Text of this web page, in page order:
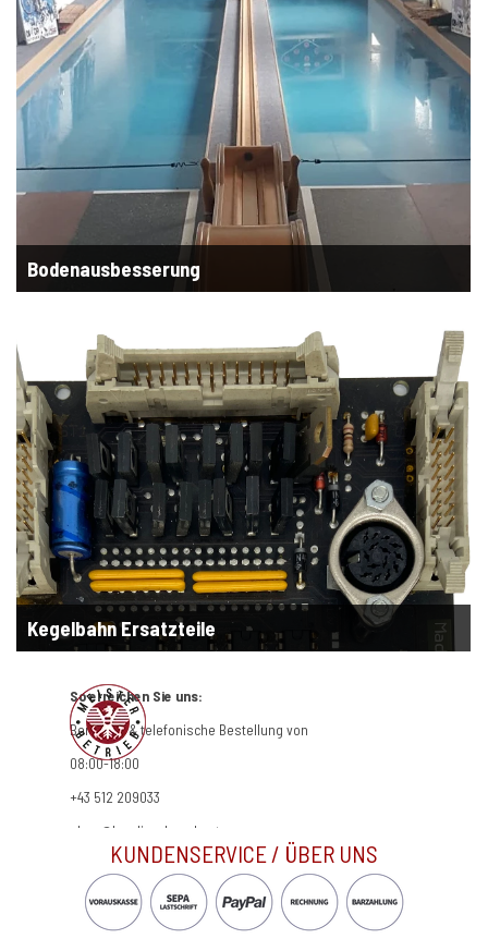
Bodenausbesserung
Kegelbahn Ersatzteile
So erreichen Sie uns:
Beratung & telefonische Bestellung von
08:00-18:00
+43 512 209033
shop@bowling-kegeln.at
KONTAKT|IMPRESSUM
KUNDENSERVICE / ÜBER UNS